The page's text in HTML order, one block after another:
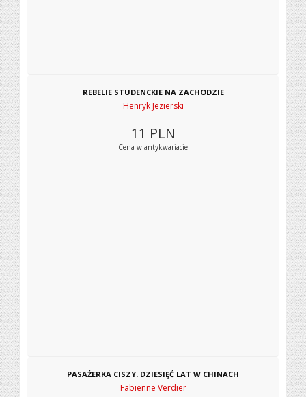
REBELIE STUDENCKIE NA ZACHODZIE
Henryk Jezierski
11 PLN
Cena w antykwariacie
PASAŻERKA CISZY. DZIESIĘĆ LAT W CHINACH
Fabienne Verdier